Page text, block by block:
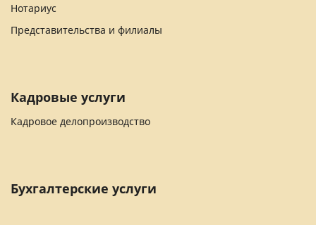
Нотариус
Представительства и филиалы
Кадровые услуги
Кадровое делопроизводство
Бухгалтерские услуги